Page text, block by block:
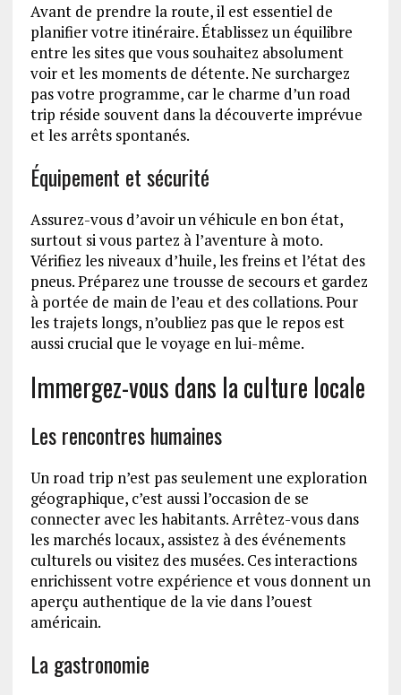
Avant de prendre la route, il est essentiel de
planifier votre itinéraire. Établissez un équilibre
entre les sites que vous souhaitez absolument
voir et les moments de détente. Ne surchargez
pas votre programme, car le charme d’un road
trip réside souvent dans la découverte imprévue
et les arrêts spontanés.
Équipement et sécurité
Assurez-vous d’avoir un véhicule en bon état,
surtout si vous partez à l’aventure à moto.
Vérifiez les niveaux d’huile, les freins et l’état des
pneus. Préparez une trousse de secours et gardez
à portée de main de l’eau et des collations. Pour
les trajets longs, n’oubliez pas que le repos est
aussi crucial que le voyage en lui-même.
Immergez-vous dans la culture locale
Les rencontres humaines
Un road trip n’est pas seulement une exploration
géographique, c’est aussi l’occasion de se
connecter avec les habitants. Arrêtez-vous dans
les marchés locaux, assistez à des événements
culturels ou visitez des musées. Ces interactions
enrichissent votre expérience et vous donnent un
aperçu authentique de la vie dans l’ouest
américain.
La gastronomie